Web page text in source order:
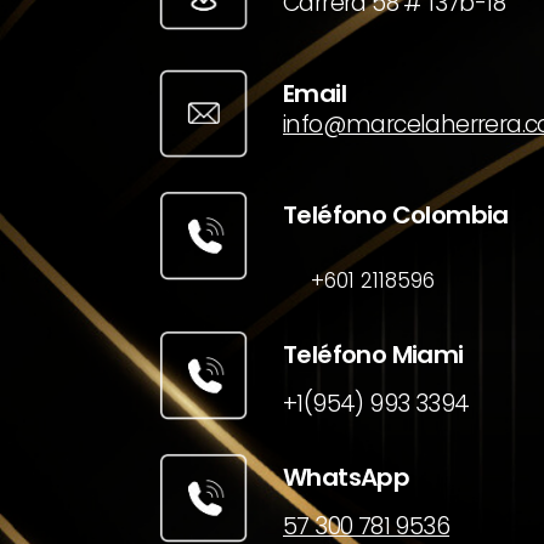
Email
Teléfono Colombia
+601 2118596
Teléfono Miami
+1(954) 993 3394
WhatsApp
57 300 781 9536